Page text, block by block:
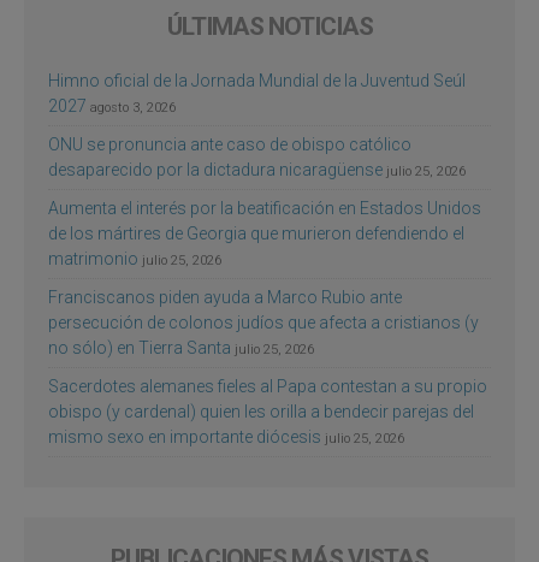
ÚLTIMAS NOTICIAS
Himno oficial de la Jornada Mundial de la Juventud Seúl
2027 agosto 3, 2026
ONU se pronuncia ante caso de obispo católico
desaparecido por la dictadura nicaragüense julio 25, 2026
Aumenta el interés por la beatificación en Estados Unidos
de los mártires de Georgia que murieron defendiendo el
matrimonio julio 25, 2026
Franciscanos piden ayuda a Marco Rubio ante
persecución de colonos judíos que afecta a cristianos (y
no sólo) en Tierra Santa julio 25, 2026
Sacerdotes alemanes fieles al Papa contestan a su propio
obispo (y cardenal) quien les orilla a bendecir parejas del
mismo sexo en importante diócesis julio 25, 2026